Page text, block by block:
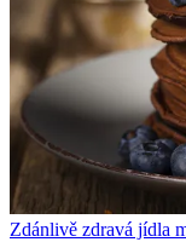
Zdánlivě zdravá jídla